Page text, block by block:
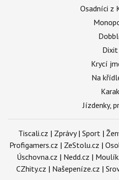
Osadníci z
Dixit
Krycí
Na
Karak
Jízdenky,
Tiscali.cz | Zprávy| Sport |
Profigamers.cz | ZeStolu.cz |
Úschovna.cz | Nedd.cz |
CZhity.cz | Našepeníze.cz |